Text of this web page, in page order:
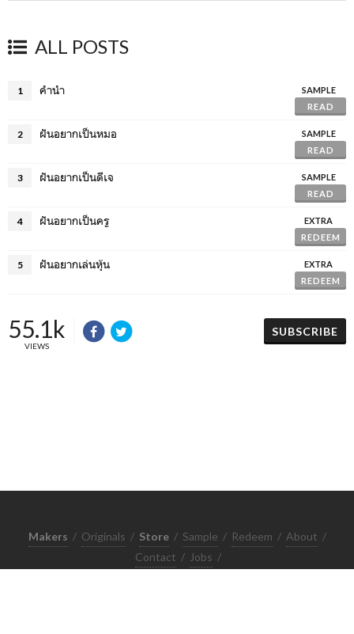
ALL POSTS
1 คำนำ
SAMPLE
READ
2 ฝันอยากเป็นหมอ
SAMPLE
READ
3 ฝันอยากเป็นดีเจ
SAMPLE
READ
4 ฝันอยากเป็นครู
EXTRA
REDEEM
5 ฝันอยากเล่นหุ้น
EXTRA
REDEEM
55.1k
VIEWS
SUBSCRIBE
Makers / Originals / Store / Sample / Redeem / About /
Contact / Jobs /